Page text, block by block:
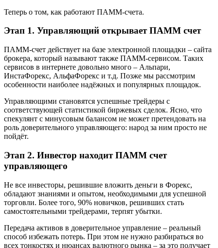
Теперь о том, как работают ПАММ-счета.
Этап 1. Управляющий открывает ПАММ счет
ПАММ-счет действует на базе электронной площадки – сайта
брокера, который называют также ПАММ-сервисом. Таких
сервисов в интернете довольно много – Альпари,
ИнстаФорекс, АльфаФорекс и т.д. Позже мы рассмотрим
особенности наиболее надёжных и популярных площадок.
Управляющими становятся успешные трейдеры с
соответствующей статистикой биржевых сделок. Ясно, что
спекулянт с минусовым балансом не может претендовать на
роль доверительного управляющего: народ за ним просто не
пойдёт.
Этап 2. Инвестор находит ПАММ счет
управляющего
Не все инвесторы, решившие вложить деньги в Форекс,
обладают знаниями и опытом, необходимыми для успешной
торговли. Более того, 90% новичков, решивших стать
самостоятельными трейдерами, терпят убытки.
Передача активов в доверительное управление – реальный
способ избежать потерь. При этом не нужно разбираться во
всех тонкостях и нюансах валютного рынка – за это получает